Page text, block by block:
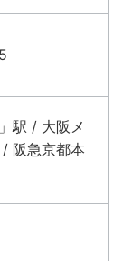
駅 / 大阪メ
/ 阪急京都本